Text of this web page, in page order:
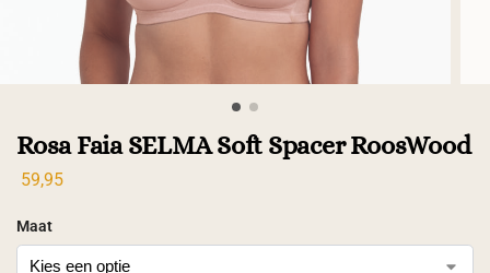
Rosa Faia SELMA Soft Spacer RoosWood
59,95
Maat